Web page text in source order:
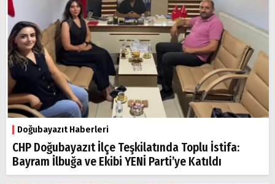
Doğubayazıt Haberleri
CHP Doğubayazıt İlçe Teşkilatında Toplu İstifa:
Bayram İlbuğa ve Ekibi YENİ Parti’ye Katıldı